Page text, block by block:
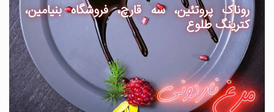
روناک پروتئین، سه قارچ، فروشگاه بنیامین،
کترینگ طلوع